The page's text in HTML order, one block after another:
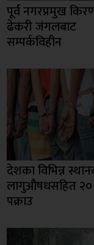
पूर्व नगरप्रमुख
ढेकरी जंगलबाट
सम्पर्कविहीन
देशका विभिन्न
लागुऔषधसहित
पक्राउ